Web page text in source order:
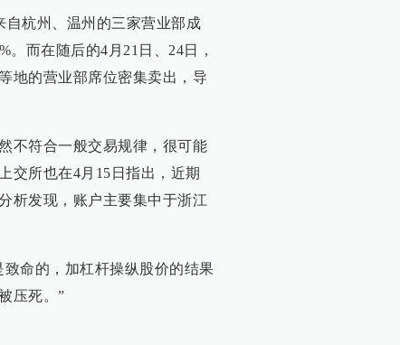
自杭州、温州的三家营业部成
而在随后的4月21日、24日，
地的营业部席位密集卖出，导
不符合一般交易规律，很可能
交所也在4月15日指出，近期
析发现，账户主要集中于浙江
命的，加杠杆操纵股价的结果
压死。”